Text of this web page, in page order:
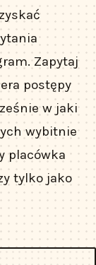
Zapytaj
postępy
w jaki
wybitnie
placówka
tylko jako